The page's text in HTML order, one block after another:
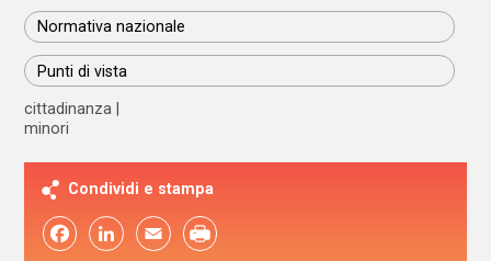
Normativa nazionale
Punti di vista
cittadinanza
minori
Condividi e stampa
FacebookLinkedIn Email